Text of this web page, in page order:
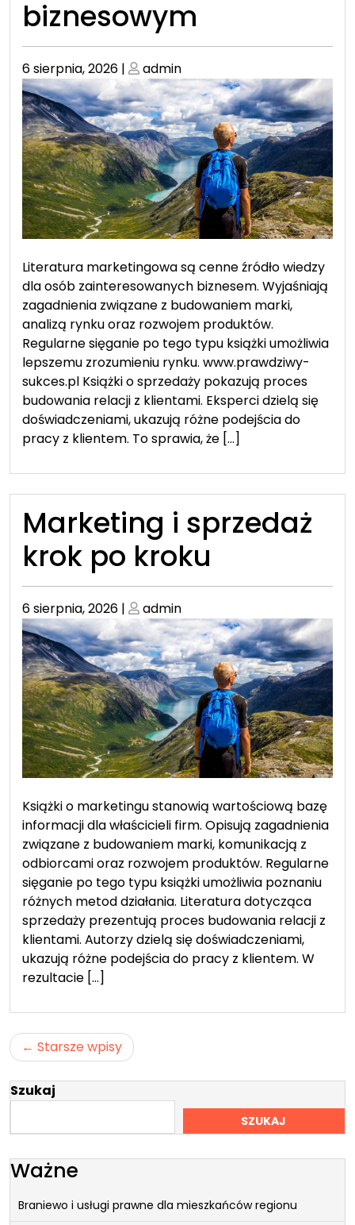
biznesowym
Posted
on
6 sierpnia, 2026 | Posted
on
admin
Literatura marketingowa są cenne źródło wiedzy
dla osób zainteresowanych biznesem. Wyjaśniają
zagadnienia związane z budowaniem marki,
analizą rynku oraz rozwojem produktów.
Regularne sięganie po tego typu książki umożliwia
lepszemu zrozumieniu rynku. www.prawdziwy-
sukces.pl Książki o sprzedaży pokazują proces
budowania relacji z klientami. Eksperci dzielą się
doświadczeniami, ukazują różne podejścia do
pracy z klientem. To sprawia, że […]
Marketing i sprzedaż
krok po kroku
Posted
on
6 sierpnia, 2026 | Posted
on
admin
Książki o marketingu stanowią wartościową bazę
informacji dla właścicieli firm. Opisują zagadnienia
związane z budowaniem marki, komunikacją z
odbiorcami oraz rozwojem produktów. Regularne
sięganie po tego typu książki umożliwia poznaniu
różnych metod działania. Literatura dotycząca
sprzedaży prezentują proces budowania relacji z
klientami. Autorzy dzielą się doświadczeniami,
ukazują różne podejścia do pracy z klientem. W
rezultacie […]
Nawigacja
po
wpisach
Starsze wpisy
Szukaj
SZUKAJ
Ważne
Braniewo i usługi prawne dla mieszkańców regionu